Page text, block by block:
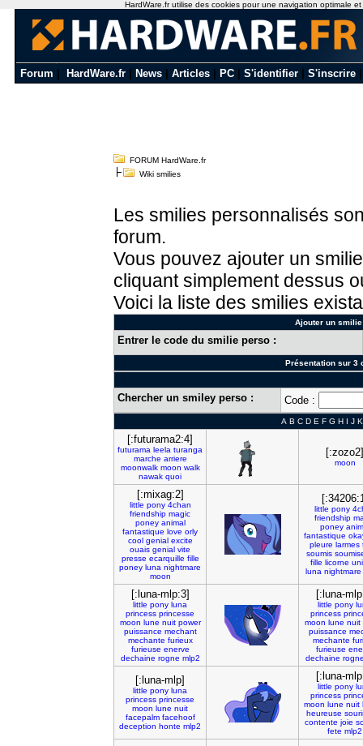
Forum HardWare.fr News Articles PC S'identifier S'inscrire
FORUM HardWare.fr
Wiki smilies
Les smilies personnalisés
forum.
Vous pouvez ajouter un
cliquant simplement dessus
Voici la liste des smilies
Ajouter un
Entrer le code du smilie perso :
Présentation sur 3
Chercher un smiley perso : Code :
A B C D E F G H I J K
[:futurama2:4]
futurama leela turanga
marche arriere
moonwalk moon walk
nawak quoi
[:zozo2]
moon
[:mixag:2]
little pony 4chan
friendship magic
poney animal
fantastique love orly
cool genial excite
ouais genial vite
presse ecarquille fille
poney luna nightmare
moon
little pony
friendship
poney
fantastique
pleure larmes
soumis
fille licorne
luna nightmare
[:luna-mlp:3]
little pony luna
princess princesse
moon lune nuit power
puissance mechant
mechante furieux
furieuse enerve
dechaine rogne mlp2
[:luna-
little pony
princess
moon lune nuit
puissance
mechante
furieuse
dechaine
[:luna-mlp]
little pony luna
princess princesse
moon lune nuit
facepalm facehoof
deception honte mlp2
[:luna-
little pony
princess
moon lune nuit
heureuse
contente joie
fete mlp2
HardWare.fr utilise des cookies pour une navigation optimale